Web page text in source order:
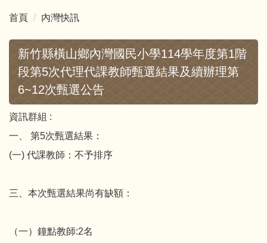
首頁 內灣快訊
新竹縣橫山鄉內灣國民小學114學年度第1階
段第5次代理代課教師甄選結果及續辦理第
6~12次甄選公告
資訊群組 :
一、 第5次甄選結果：
(一) 代課教師：不予排序
三、本次甄選結果尚有缺額：
（一）鐘點教師:2名